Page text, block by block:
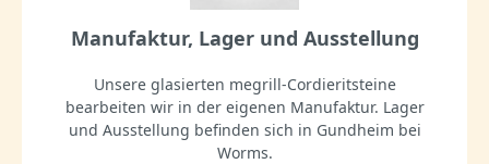
Manufaktur, Lager und Ausstellung
Unsere glasierten megrill-Cordieritsteine
bearbeiten wir in der eigenen Manufaktur. Lager
und Ausstellung befinden sich in Gundheim bei
Worms.